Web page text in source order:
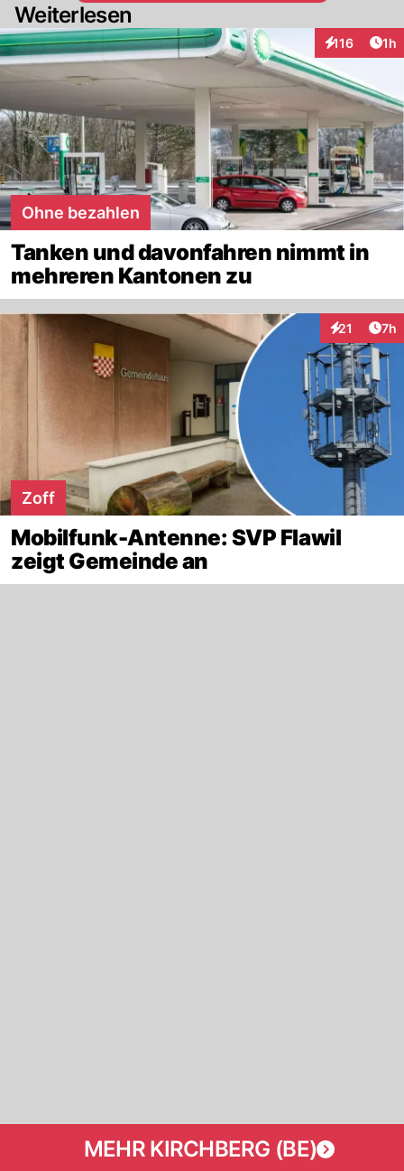
Weiterlesen
116
Interaktionen
1h
Ohne bezahlen
Tanken und davonfahren nimmt in
mehreren Kantonen zu
21 7h
Zoff
Mobilfunk-Antenne: SVP Flawil
zeigt Gemeinde an
MEHR KIRCHBERG (BE)